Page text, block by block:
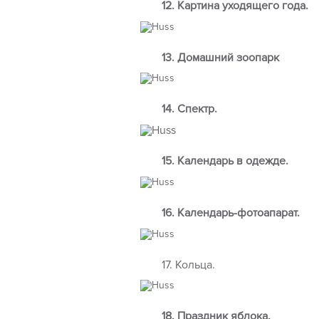
12. Картина уходящего года.
13. Домашний зоопарк
14. Спектр.
15. Календарь в одежде.
16. Календарь-фотоапарат.
17. Кольца.